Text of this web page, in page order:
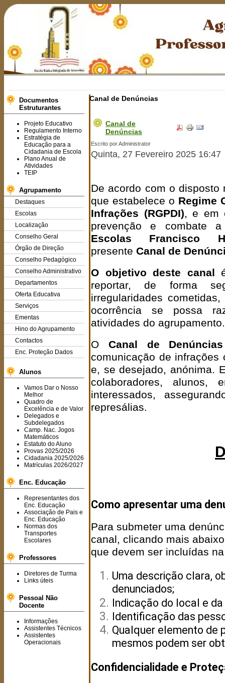
Documentos
Estruturantes
Projeto Educativo
Regulamento Interno
Estratégia de
Educação para a
Cidadania de Escola
Plano Anual de
Atividades
TEIP
Agrupamento
Destaques
Escolas
Localização
Conselho Geral
Órgão de Direção
Conselho Pedagógico
Conselho Administrativo
Departamentos
Oferta Educativa
Serviços
Ementas
Hino do Agrupamento
Contactos
Enc. Proteção Dados
Alunos
Vamos Dar o Nosso
Melhor
Quadro de
Excelência e de Valor
Delegados e
Subdelegados
Camp. Nac. Jogos
Matemáticos
Estatuto do Aluno
Provas 2025/2026
Cidadania 2025/2026
Matrículas 2026/2027
Enc. Educação
Representantes dos
Enc. Educação
Associação de Pais e
Enc. Educação
Normas dos
Transportes
Escolares
Professores
Diretores de Turma
Links úteis
Pessoal Não
Docente
Informações
Assistentes Técnicos
Assistentes
Operacionais
Canal de Denúncias
Canal de
Denúncias
Escrito por Administrator
Quinta, 27 Fevereiro 2025 16:47
De acordo com o
que estabelece o Regime
Infrações (RGPDI), e em
prevenção e combate
Escolas Francisco
presente Canal de
O objetivo deste canal
reportar, de forma
irregularidades
ocorrência se possa
atividades do agrupamento.
O Canal de Denúncias
comunicação de infrações
e, se desejado, anónima.
colaboradores, alunos,
interessados,
represálias.
Como apresentar uma
Para submeter uma
canal, clicando mais
que devem ser incluídas
Uma descrição clara,
denunciados;
Indicação do local e
Identificação das
Qualquer elemento de
mesmos podem ser
Confidencialidade e